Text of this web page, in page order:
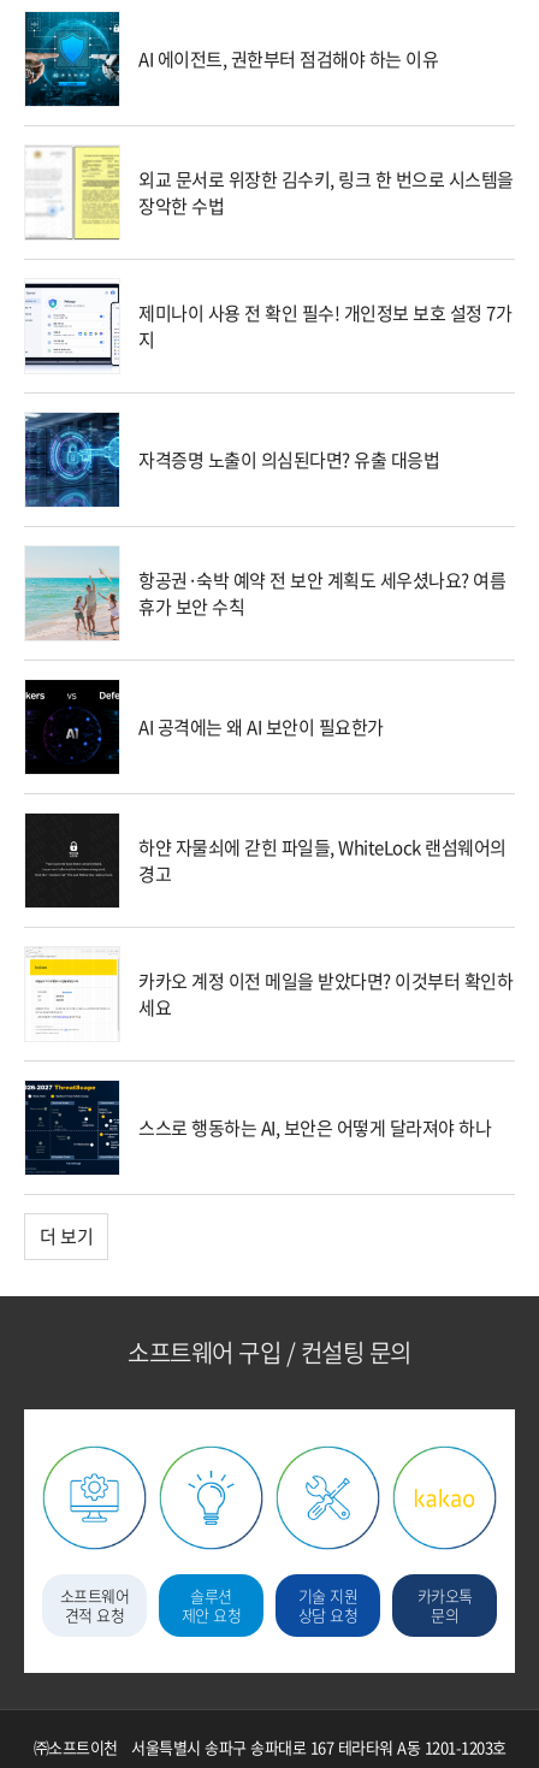
AI 에이전트, 권한부터 점검해야 하는 이유
외교 문서로 위장한 김수키, 링크 한 번으로 시스템을
장악한 수법
제미나이 사용 전 확인 필수! 개인정보 보호 설정 7가
지
자격증명 노출이 의심된다면? 유출 대응법
항공권·숙박 예약 전 보안 계획도 세우셨나요? 여름
휴가 보안 수칙
AI 공격에는 왜 AI 보안이 필요한가
하얀 자물쇠에 갇힌 파일들, WhiteLock 랜섬웨어의
경고
카카오 계정 이전 메일을 받았다면? 이것부터 확인하
세요
스스로 행동하는 AI, 보안은 어떻게 달라져야 하나
더 보기
소프트웨어 구입 / 컨설팅 문의
소프트웨어
견적 요청
솔루션
제안 요청
기술 지원
상담 요청
카카오톡
문의
㈜소프트이천
서울특별시 송파구 송파대로 167 테라타워 A동 1201-1203호